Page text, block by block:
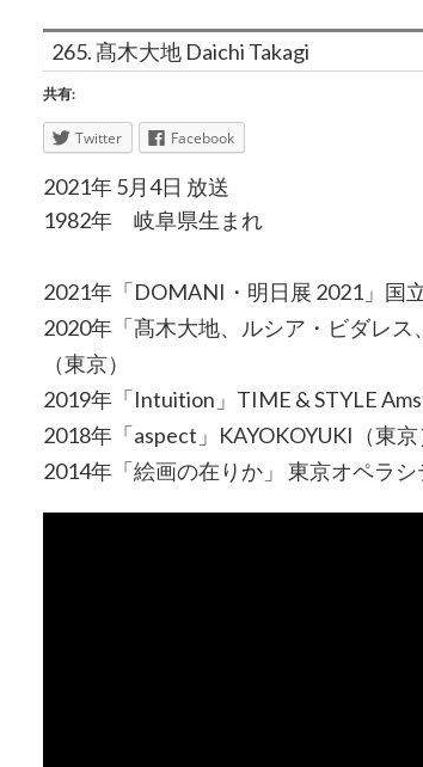
265. 髙木大地 Daichi Takagi
共有:
Twitter Facebook
2021年 5月4日 放送
1982年 岐阜県生まれ
2021年「DOMANI・明日展 2021」国
2020年「髙木大地、ルシア・ビダレ
（東京）
2019年「Intuition」TIME & STYLE
2018年「aspect」KAYOKOYUKI（東京
2014年「絵画の在りか」 東京オペラシ